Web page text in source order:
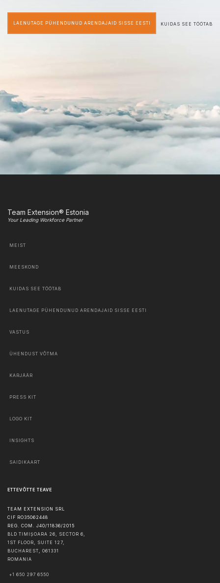
LAENUTAGE PÜHENDUNUD ARENDAJAID SISSE EESTI KUIDAS SEE TÖÖTAB
Team Extension® Estonia
Your Leading Workforce Partner
MEIST
MEESKOND
KUIDAS SEE TÖÖTAB
LAENUTAGE PÜHENDUNUD ARENDAJAID SISSE EESTI
VASTUS
ÜHENDUST VÕTMA
KARJÄÄR
PRESS KIT
LOGO KIT
INSIGHTS
SAIDIKAART
ETTEVÕTTE TEAVE
TEAM EXTENSION SRL
CIF RO35062448
REG. COM. J40/11836/2015
BLD TIMIȘOARA 26, SECTOR 6,
1ST FLOOR, SUITE 127,
BUCHAREST, 061331
ROMANIA
+1 650 297 6550